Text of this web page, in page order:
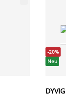
-20%
Neu
DYVIG